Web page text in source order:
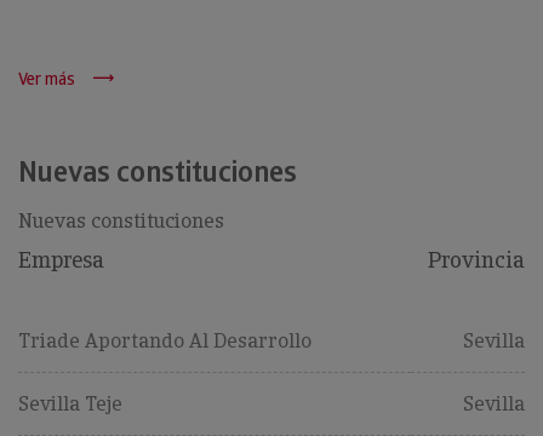
Ver más
Nuevas constituciones
Nuevas constituciones
Empresa Provincia
Triade Aportando Al Desarrollo Sevilla
Sevilla Teje Sevilla